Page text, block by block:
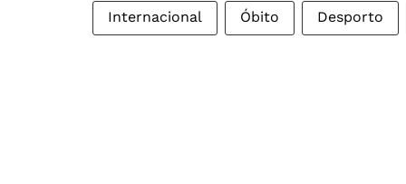
Internacional Óbito Desporto